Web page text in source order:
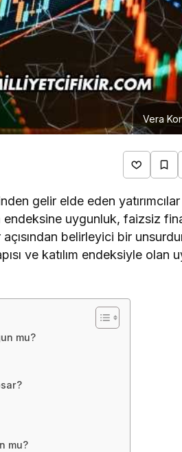
Vera
gelir elde eden
endeksine uygunluk, faizsiz
açısından belirleyici bir
ve katılım endeksiyle olan
mu?
mu?